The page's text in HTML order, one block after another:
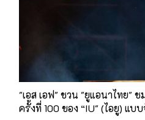
"เอส เอฟ" ชวน "ยูแอนาไทย"
ครั้งที่ 100 ของ “IU" (ไอยู) แบ